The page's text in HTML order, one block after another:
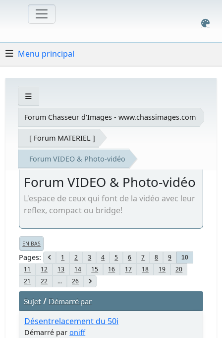
Menu principal
Forum Chasseur d'Images - www.chassimages.com
[ Forum MATERIEL ]
Forum VIDEO & Photo-vidéo
Forum VIDEO & Photo-vidéo
L'espace de ceux qui font de la vidéo avec leur
reflex, compact ou bridge!
EN BAS
Pages 1 2 3 4 5 6 7 8 9 10
11 12 13 14 15 16 17 18 19
20
21
22 ... 26
Sujet / Démarré par
Désentrelacement du 50i
Démarré paroniff